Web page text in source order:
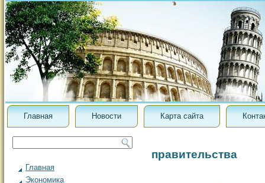
Главная Новости Карта сайта
Главная
Экономика
правительства